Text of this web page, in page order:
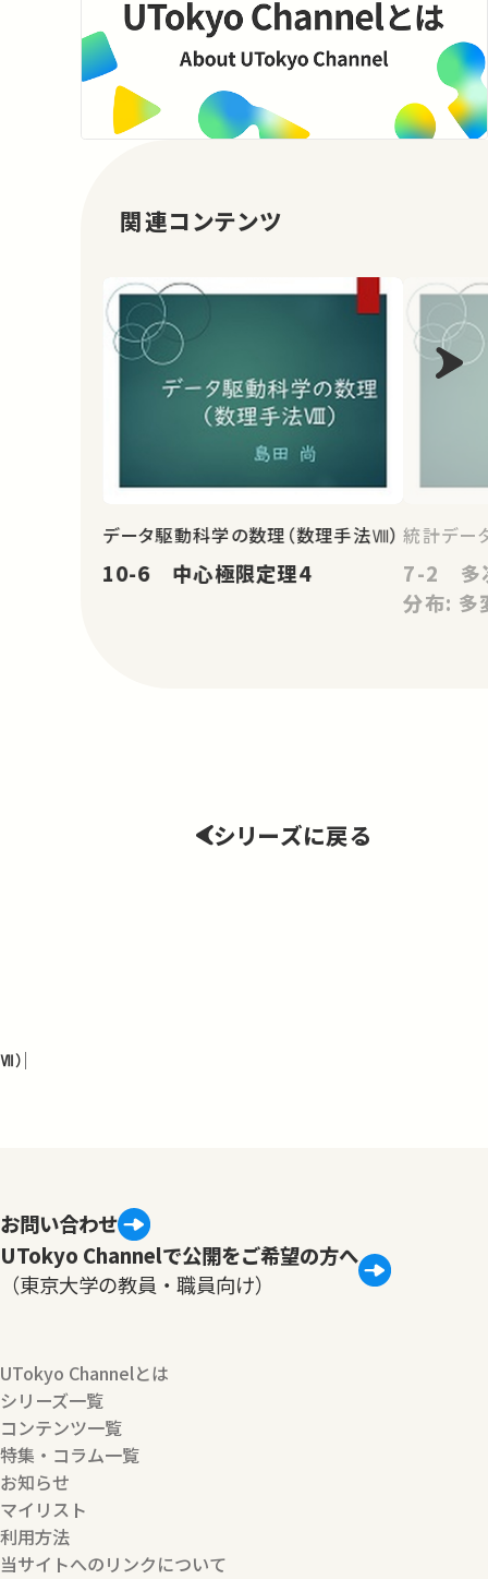
関連コンテンツ
データ駆動科学の数理（数理手法Ⅷ）
10-6 中心極限定理4
統計デー
7-2 多
分布: 多
シリーズに戻る
）
お問い合わせ
UTokyo Channelで公開をご希望の方へ
（東京大学の教員・職員向け）
UTokyo Channelとは
シリーズ一覧
コンテンツ一覧
特集・コラム一覧
お知らせ
マイリスト
利用方法
当サイトへのリンクについて